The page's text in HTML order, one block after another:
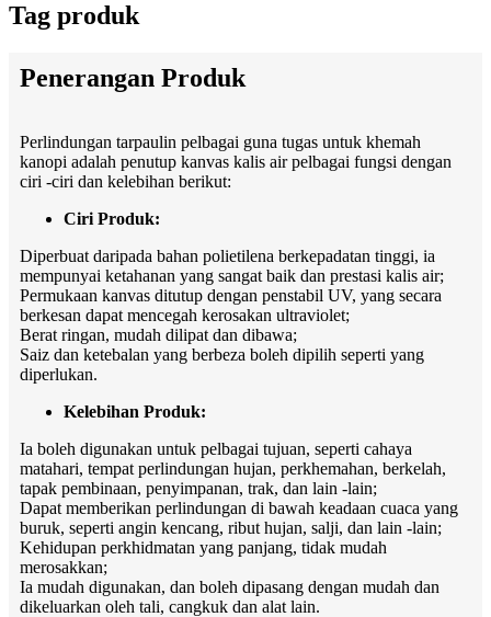
Tag produk
Penerangan Produk
Perlindungan tarpaulin pelbagai guna tugas untuk khemah
kanopi adalah penutup kanvas kalis air pelbagai fungsi dengan
ciri -ciri dan kelebihan berikut:
Ciri Produk:
Diperbuat daripada bahan polietilena berkepadatan tinggi, ia
mempunyai ketahanan yang sangat baik dan prestasi kalis air;
Permukaan kanvas ditutup dengan penstabil UV, yang secara
berkesan dapat mencegah kerosakan ultraviolet;
Berat ringan, mudah dilipat dan dibawa;
Saiz dan ketebalan yang berbeza boleh dipilih seperti yang
diperlukan.
Kelebihan Produk:
Ia boleh digunakan untuk pelbagai tujuan, seperti cahaya
matahari, tempat perlindungan hujan, perkhemahan, berkelah,
tapak pembinaan, penyimpanan, trak, dan lain -lain;
Dapat memberikan perlindungan di bawah keadaan cuaca yang
buruk, seperti angin kencang, ribut hujan, salji, dan lain -lain;
Kehidupan perkhidmatan yang panjang, tidak mudah
merosakkan;
Ia mudah digunakan, dan boleh dipasang dengan mudah dan
dikeluarkan oleh tali, cangkuk dan alat lain.